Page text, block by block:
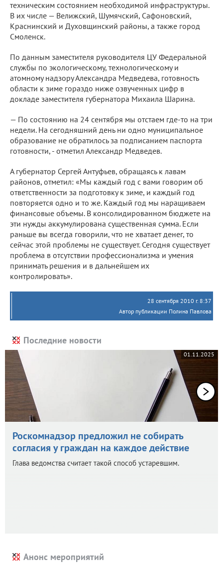
техническим состоянием необходимой инфраструктуры.
В их числе — Велижский, Шумячский, Сафоновский,
Краснинский и Духовщинский районы, а также город
Смоленск.
По данным заместителя руководителя ЦУ Федеральной
службы по экологическому, технологическому и
атомному надзору Александра Медведева, готовность
области к зиме гораздо ниже озвученных цифр в
докладе заместителя губернатора Михаила Шарина.
— По состоянию на 24 сентября мы отстаем где-то на три
недели. На сегодняшний день ни одно муниципальное
образование не обратилось за подписанием паспорта
готовности, - отметил Александр Медведев.
А губернатор Сергей Антуфьев, обращаясь к лавам
районов, отметил: «Мы каждый год с вами говорим об
ответственности за подготовку к зиме, и каждый год
повторяется одно и то же. Каждый год мы наращиваем
финансовые объемы. В консолидированном бюджете на
эти нужды аккумулирована существенная сумма. Если
раньше вы всегда говорили, что не хватает денег, то
сейчас этой проблемы не существует. Сегодня существует
проблема в отсутствии профессионализма и умения
принимать решения и в дальнейшем их
контролировать».
28 сентября 2010 г. 8:37
Автор публикации Полина Павлова
Последние новости
01.11.2025
Роскомнадзор предложил не собирать
согласия у граждан на каждое действие
Глава ведомства считает такой способ устаревшим.
Анонс мероприятий